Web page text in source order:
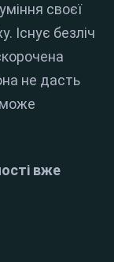
своєї
Існує безліч
не дасть
вже